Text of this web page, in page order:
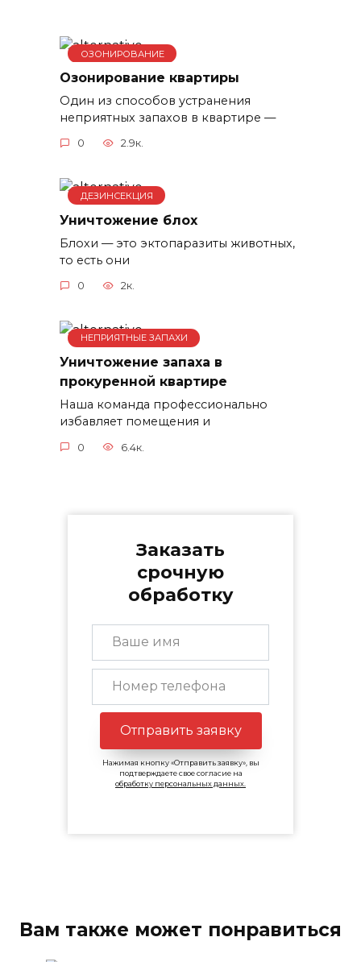
ОЗОНИРОВАНИЕ
Озонирование квартиры
Один из способов устранения
неприятных запахов в квартире —
0 2.9к.
ДЕЗИНСЕКЦИЯ
Уничтожение блох
Блохи — это эктопаразиты животных,
то есть они
0 2к.
НЕПРИЯТНЫЕ ЗАПАХИ
Уничтожение запаха в
прокуренной квартире
Наша команда профессионально
избавляет помещения и
0 6.4к.
Заказать
срочную
обработку
Отправить заявку
Нажимая кнопку «Отправить заявку», вы
подтверждаете свое согласие на
обработку персональных данных.
Вам также может понравиться